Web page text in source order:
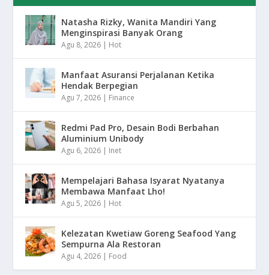
Natasha Rizky, Wanita Mandiri Yang
Menginspirasi Banyak Orang
Agu 8, 2026 | Hot
Manfaat Asuransi Perjalanan Ketika
Hendak Berpegian
Agu 7, 2026 | Finance
Redmi Pad Pro, Desain Bodi Berbahan
Aluminium Unibody
Agu 6, 2026 | Inet
Mempelajari Bahasa Isyarat Nyatanya
Membawa Manfaat Lho!
Agu 5, 2026 | Hot
Kelezatan Kwetiaw Goreng Seafood Yang
Sempurna Ala Restoran
Agu 4, 2026 | Food